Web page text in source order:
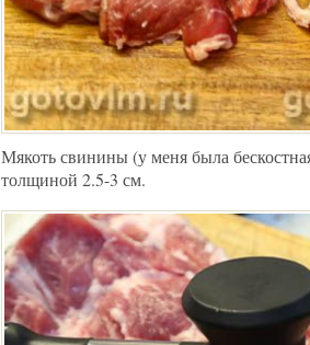
Мякоть свинины (у меня была
толщиной 2.5-3 см.